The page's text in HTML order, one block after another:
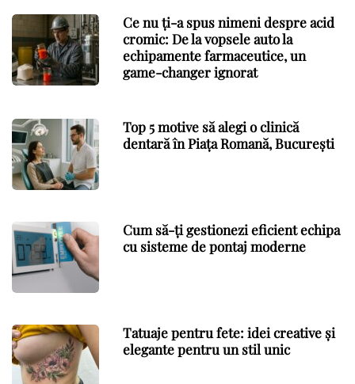
Ce nu ți-a spus nimeni despre acid
cromic: De la vopsele auto la
echipamente farmaceutice, un
game-changer ignorat
Top 5 motive să alegi o clinică
dentară în Piața Romană, București
Cum să-ți gestionezi eficient echipa
cu sisteme de pontaj moderne
Tatuaje pentru fete: idei creative și
elegante pentru un stil unic